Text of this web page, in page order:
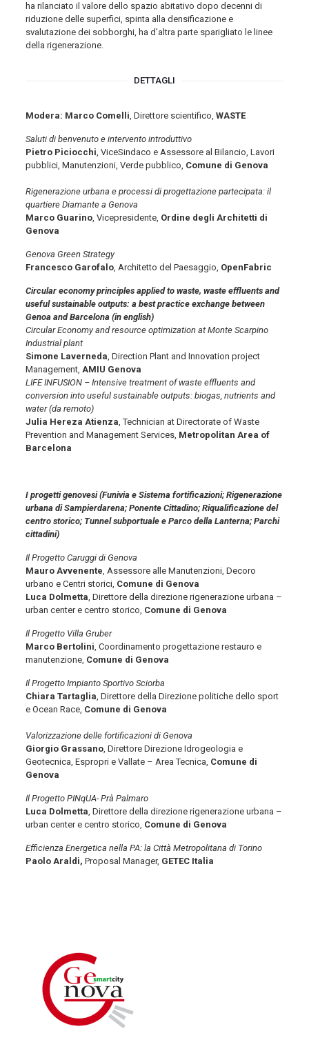
ha rilanciato il valore dello spazio abitativo dopo decenni di
riduzione delle superfici, spinta alla densificazione e
svalutazione dei sobborghi, ha d’altra parte sparigliato le linee
della rigenerazione.
DETTAGLI
Modera: Marco Comelli, Direttore scientifico, WASTE
Saluti di benvenuto e intervento introduttivo
Pietro Piciocchi, ViceSindaco e Assessore al Bilancio, Lavori
pubblici, Manutenzioni, Verde pubblico, Comune di Genova
Rigenerazione urbana e processi di progettazione partecipata: il
quartiere Diamante a Genova
Marco Guarino, Vicepresidente, Ordine degli Architetti di
Genova
Genova Green Strategy
Francesco Garofalo, Architetto del Paesaggio, OpenFabric
Circular economy principles applied to waste, waste effluents and
useful sustainable outputs: a best practice exchange between
Genoa and Barcelona (in english)
Circular Economy and resource optimization at Monte Scarpino
Industrial plant
Simone Laverneda, Direction Plant and Innovation project
Management, AMIU Genova
LIFE INFUSION – Intensive treatment of waste effluents and
conversion into useful sustainable outputs: biogas, nutrients and
water (da remoto)
Julia Hereza Atienza, Technician at Directorate of Waste
Prevention and Management Services, Metropolitan Area of
Barcelona
I progetti genovesi (Funivia e Sistema fortificazioni; Rigenerazione
urbana di Sampierdarena; Ponente Cittadino; Riqualificazione del
centro storico; Tunnel subportuale e Parco della Lanterna; Parchi
cittadini)
Il Progetto Caruggi di Genova
Mauro Avvenente, Assessore alle Manutenzioni, Decoro
urbano e Centri storici, Comune di Genova
Luca Dolmetta, Direttore della direzione rigenerazione urbana –
urban center e centro storico, Comune di Genova
Il Progetto Villa Gruber
Marco Bertolini, Coordinamento progettazione restauro e
manutenzione, Comune di Genova
Il Progetto Impianto Sportivo Sciorba
Chiara Tartaglia, Direttore della Direzione politiche dello sport
e Ocean Race, Comune di Genova
Valorizzazione delle fortificazioni di Genova
Giorgio Grassano, Direttore Direzione Idrogeologia e
Geotecnica, Espropri e Vallate – Area Tecnica, Comune di
Genova
Il Progetto PINqUA- Prà Palmaro
Luca Dolmetta, Direttore della direzione rigenerazione urbana –
urban center e centro storico, Comune di Genova
Efficienza Energetica nella PA: la Città Metropolitana di Torino
Paolo Araldi, Proposal Manager, GETEC Italia